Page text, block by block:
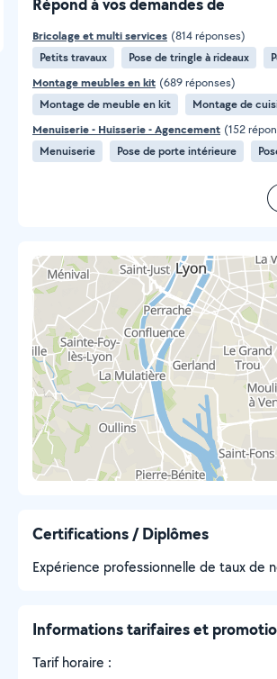
Bricolage et multi services (814 réponses)
Petits travaux
Pose de tringle à rideaux
Montage meubles en kit (689 réponses)
Montage de meuble en kit
Montage de
Menuiserie - Huisserie - Agencement (152
Menuiserie
Pose de porte intérieure
Certifications / Diplômes
Expérience professionnelle de taux de
Informations tarifaires et
Tarif horaire :